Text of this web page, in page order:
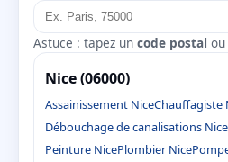
Astuce : tapez un code postal
Nice (06000)
Assainissement NiceChauffagiste
Débouchage de canalisations Nice
Peinture NicePlombier Nice